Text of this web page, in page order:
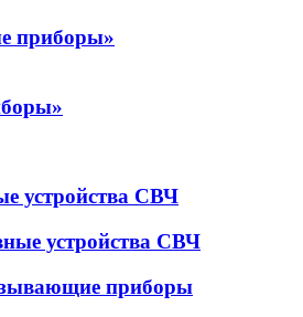
приборы»
устройства СВЧ
устройства СВЧ
приборы